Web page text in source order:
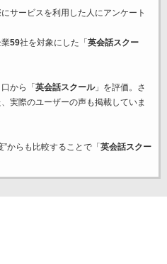
サービスを利用した 人にアンケート
59社を対象にした「 英会話スクー
から「 英会話スクール」を評価。さ
実際のユーザーの声も掲載していま
からも比較することで「 英会話スクー